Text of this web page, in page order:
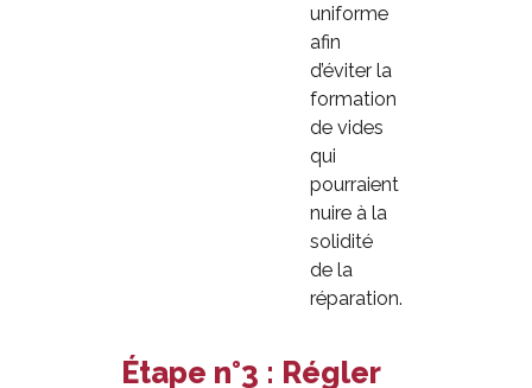
uniforme
afin
d’éviter la
formation
de vides
qui
pourraient
nuire à la
solidité
de la
réparation.
Étape n°3 : Régler